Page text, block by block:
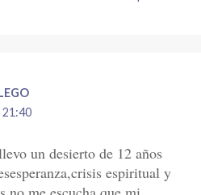
21:40
un desierto de 12 años
espiritual y